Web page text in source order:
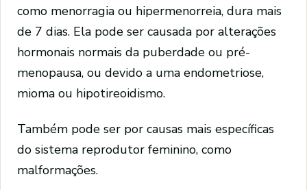
como menorragia ou hipermenorreia, dura mais
de 7 dias. Ela pode ser causada por alterações
hormonais normais da puberdade ou pré-
menopausa, ou devido a uma endometriose,
mioma ou hipotireoidismo.
Também pode ser por causas mais específicas
do sistema reprodutor feminino, como
malformações.